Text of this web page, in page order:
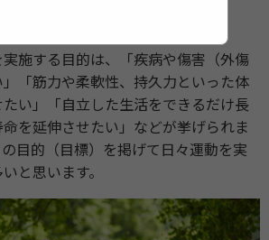
、体と心の健康運動
施する目的は、「疾病や傷害（外傷
「筋力や柔軟性、持久力といった体
い」「自立した生活をできるだけ長
を延伸させたい」などが挙げられま
目的（目標）を掲げて日々運動を実
と思います。